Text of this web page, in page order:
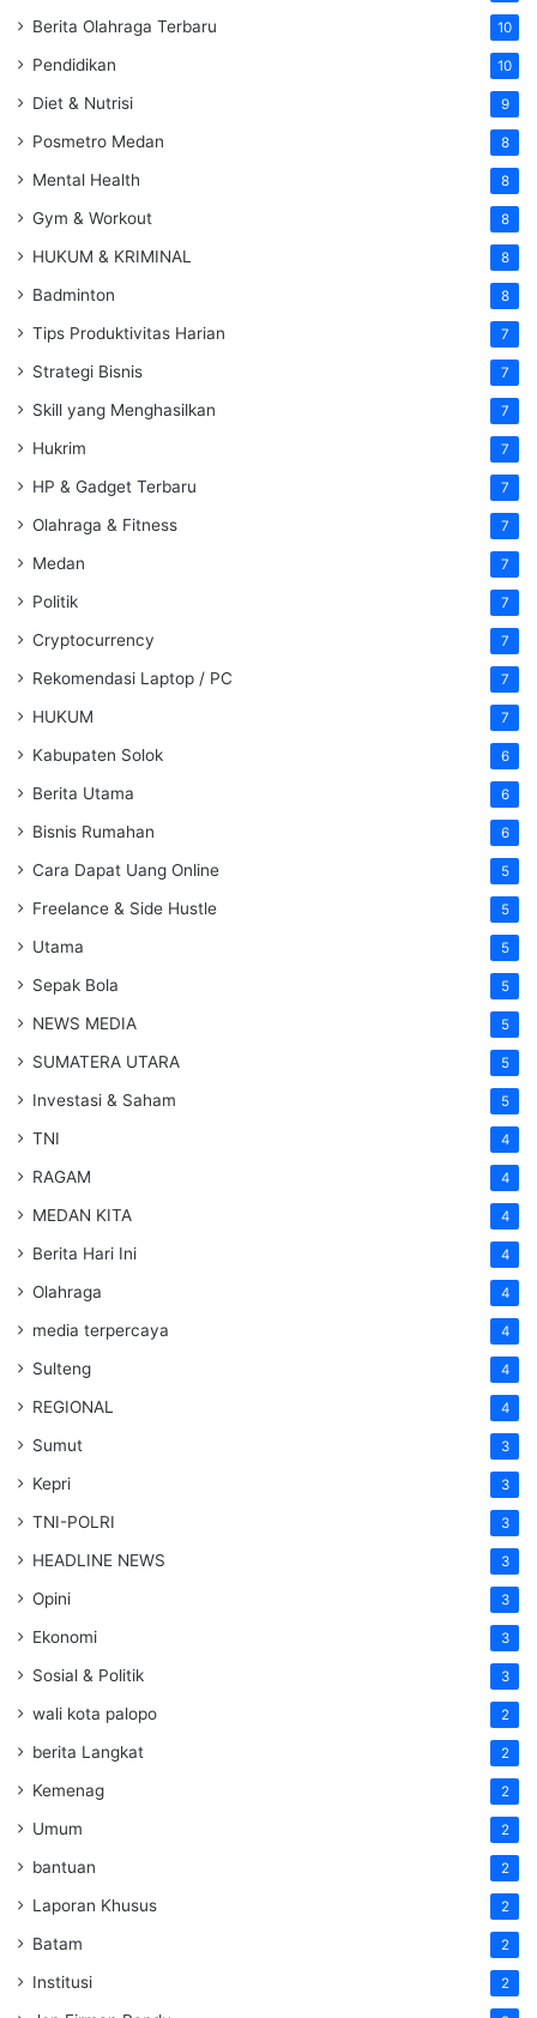
Berita Olahraga Terbaru 10
Pendidikan 10
Diet & Nutrisi 9
Posmetro Medan 8
Mental Health 8
Gym & Workout 8
HUKUM & KRIMINAL 8
Badminton 8
Tips Produktivitas Harian 7
Strategi Bisnis 7
Skill yang Menghasilkan 7
Hukrim 7
HP & Gadget Terbaru 7
Olahraga & Fitness 7
Medan 7
Politik 7
Cryptocurrency 7
Rekomendasi Laptop / PC 7
HUKUM 7
Kabupaten Solok 6
Berita Utama 6
Bisnis Rumahan 6
Cara Dapat Uang Online 5
Freelance & Side Hustle 5
Utama 5
Sepak Bola 5
NEWS MEDIA 5
SUMATERA UTARA 5
Investasi & Saham 5
TNI 4
RAGAM 4
MEDAN KITA 4
Berita Hari Ini 4
Olahraga 4
media terpercaya 4
Sulteng 4
REGIONAL 4
Sumut 3
Kepri 3
TNI-POLRI 3
HEADLINE NEWS 3
Opini 3
Ekonomi 3
Sosial & Politik 3
wali kota palopo 2
berita Langkat 2
Kemenag 2
Umum 2
bantuan 2
Laporan Khusus 2
Batam 2
Institusi 2